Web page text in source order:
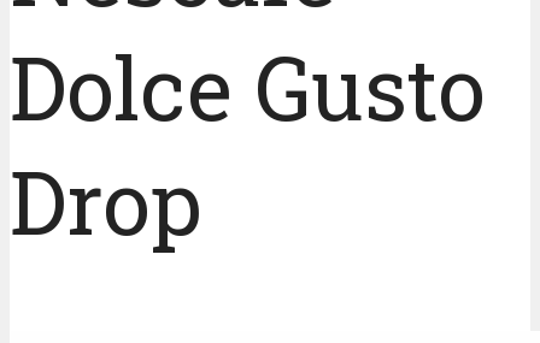
Dolce Gusto
Drop